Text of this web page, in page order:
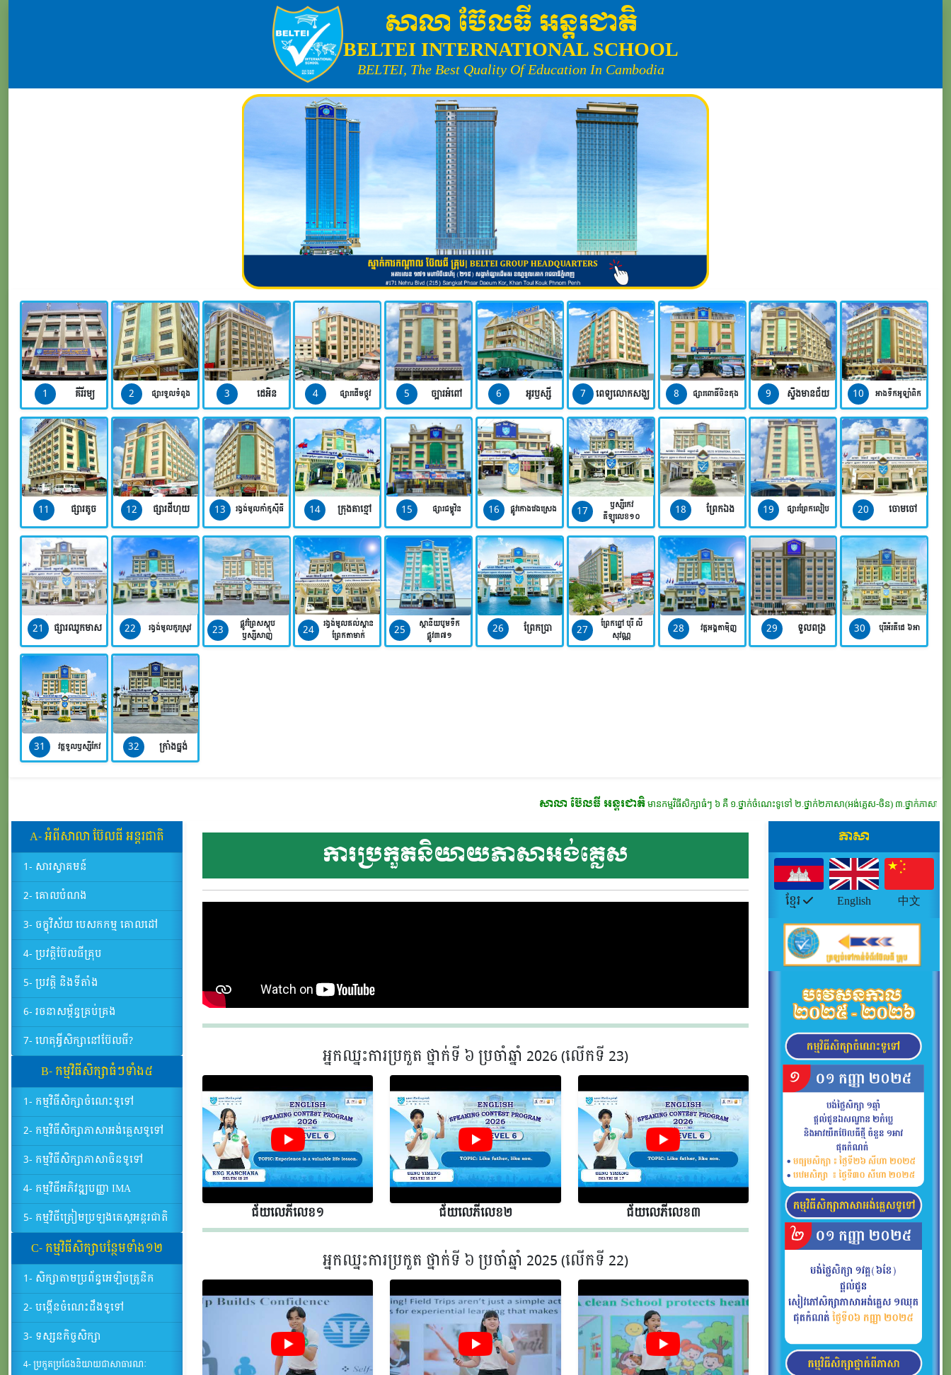
សាលា ប៊ែលធី អន្តរជាតិ
BELTEI INTERNATIONAL SCHOOL
BELTEI, The Best Quality Of Education In Cambodia
1 គីរីរម្យ 2 ផ្សារទួលទំពូង 3 ដេអិន 4 ផ្សារដើមថ្កូវ 5 ច្បារអំពៅ 6 អូរឫស្សី 7 ពេទ្យលោកសង្ឃ 8 ផ្សារពោធិ៍ចិនតុង 9 ស្ទឹងមានជ័យ 10 អាងទឹកអូឡាំពិក
11 ផ្សារតូច 12 ផ្សារដីហុយ 13 រង្វង់មូលកាំកូស៊ីធី 14 ក្រុងតាខ្មៅ 15 ផ្សារជម្ពូវ័ន 16 ផ្លូវកោងវេងស្រេង 17
ឫស្សីកេវ
គីឡូលេខ១០
18 ព្រែកឯង 19 ផ្សារព្រែកលៀប 20 ចោមចៅ
21 ផ្សារឈូកមាស 22 រង្វង់មូលកួរស្រូវ 23
ផ្លូវព្រៃសស្តុប
ឫស្សីសាញ់
24
រង្វង់មូលគល់ស្ពាន
ព្រែកតាមាក់
25
ស្ថានីយបូមទឹក
ផ្លូវ៣៧១
26 ព្រែកប្រា 27
ព្រែកព្នៅ បុរី លី
សុវណ្ណ
28 វត្តអង្គតាម៉ិញ 29 ទួលពង្រ 30 បុរីអ័រគីដេ ៦អា
31 វត្តទួលឫស្សីកែវ 32 ក្រាំងធ្នង់
សាលា​ ប៊ែលធី អន្តរជាតិ មានកម្មវិធីសិក្សាធំៗ ៦ គឺ១.ថ្នាក់ចំណេះទូទៅ ២.ថ្នាក់២ភាសា(អង់គ្លេស-ចិន) ៣.ថ្នាក់ភាសាអង់គ្លេសទូទៅ ៤.ថ្នាក់ភា
A- អំពីសាលា​ ប៊ែលធី​ អន្តរជាតិ
1- សារស្វាគមន៍
2- គោលបំណង
3- ចក្ខុវិស័យ បេសកកម្ម គោលដៅ
4- ប្រវត្តិប៊ែលធីគ្រុប
5- ប្រវត្តិ និងទីតាំង
6- រចនាសម្ព័ន្ធគ្រប់គ្រង
7- ហេតុអ្វីសិក្សានៅប៊ែលធី?
B- កម្មវិធីសិក្សាធំៗទាំង៥
1- កម្មវិធីសិក្សាចំណេះទូទៅ
2- កម្មវិធីសិក្សាភាសាអង់គ្លេសទូទៅ
3- កម្មវិធីសិក្សាភាសាចិនទូទៅ
4- កម្មវិធីអភិវឌ្ឍបញ្ញា IMA
5- កម្មវិធីត្រៀមប្រឡងតេស្តអន្តរជាតិ
C- កម្មវិធីសិក្សាបន្ថែមទាំង១២
1- សិក្សាតាមប្រព័ន្ធអេឡិចត្រូនិក
2- បង្កើនចំណេះដឹងទូទៅ
3- ទស្សនកិច្ចសិក្សា
4- ប្រកួតប្រជែងនិយាយជាសាធារណៈ
ការប្រកួតនិយាយភាសាអង់គ្លេស
អ្នកឈ្នះការប្រកួត ថ្នាក់ទី ៦ ប្រចាំឆ្នាំ 2026 (លើកទី 23)
ជ័យលេភីលេខ​​ ១ ជ័យលេភីលេខ​​ ២ ជ័យលេភីលេខ​​ ៣
អ្នកឈ្នះការប្រកួត ថ្នាក់ទី ៦ ប្រចាំឆ្នាំ 2025 (លើកទី 22)
ភាសា
ខ្មែរ English 中文